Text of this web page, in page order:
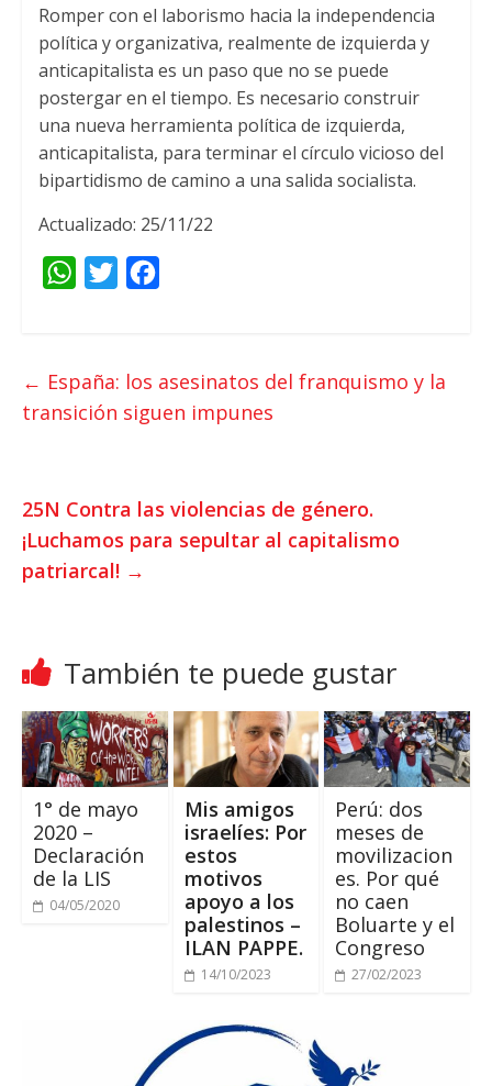
Romper con el laborismo hacia la independencia
política y organizativa, realmente de izquierda y
anticapitalista es un paso que no se puede
postergar en el tiempo. Es necesario construir
una nueva herramienta política de izquierda,
anticapitalista, para terminar el círculo vicioso del
bipartidismo de camino a una salida socialista.
Actualizado: 25/11/22
W
s
p
b
k
← España: los asesinatos del franquismo y la
transición siguen impunes
25N Contra las violencias de género.
¡Luchamos para sepultar al capitalismo
patriarcal! →
También te puede gustar
1° de mayo
2020 –
Declaración
de la LIS
04/05/2020
Mis amigos
israelíes: Por
estos
motivos
apoyo a los
palestinos –
ILAN PAPPE.
14/10/2023
Perú: dos
meses de
movilizacion
es. Por qué
no caen
Boluarte y el
Congreso
27/02/2023